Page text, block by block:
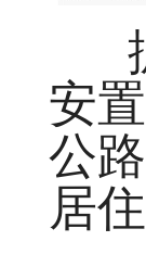
据
安
公
居